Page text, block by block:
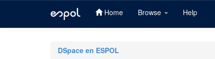
Home Browse Help
DSpace en ESPOL